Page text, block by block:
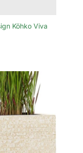
Köhko Viva